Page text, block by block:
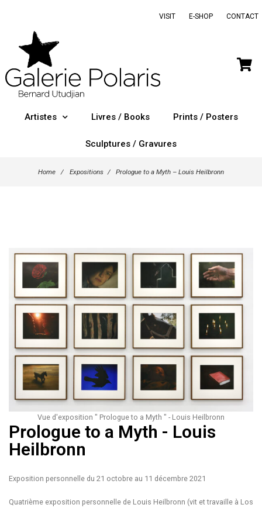
VISIT E-SHOP CONTACT
Artistes Livres / Books Prints / Posters
Sculptures / Gravures
Home / Expositions / Prologue to a Myth – Louis Heilbronn
Vue d'exposition " Prologue to a Myth " - Louis Heilbronn​
Prologue to a Myth - Louis
Heilbronn
Exposition personnelle du 21 octobre au 11 décembre 2021
Quatrième exposition personnelle de Louis Heilbronn (vit et travaille à Los